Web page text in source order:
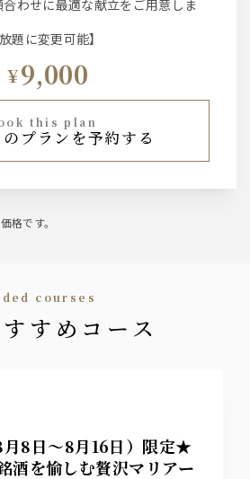
わせに最適な献立をご用意しま
題に変更可能】
¥9,000
this plan
このプランを予約する
格です。
courses
すすめコース
月8日～8月16日）限定★
酒を愉しむ贅沢マリアー